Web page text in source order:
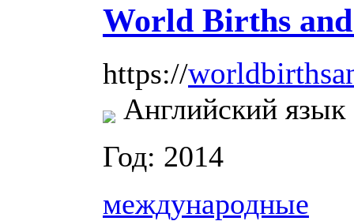
World Births
https://
Английский язык
Год: 2014
международные